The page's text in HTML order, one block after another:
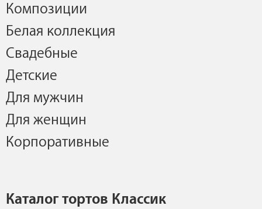
Композиции
Белая коллекция
Свадебные
Детские
Для мужчин
Для женщин
Корпоративные
Каталог тортов Классик